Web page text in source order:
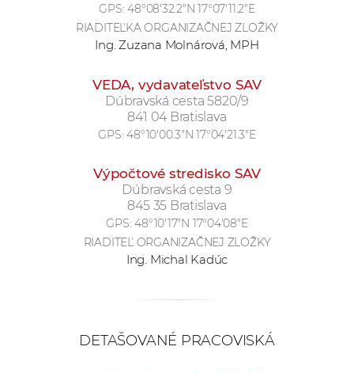
GPS:48°08'32.2"N 17°07'11.2"E
RIADITEĽKA ORGANIZAČNEJ ZLOŽKY
Ing. Zuzana Molnárová, MPH
VEDA, vydavateľstvo SAV
Dúbravská cesta 5820/9
841 04 Bratislava
GPS:48°10'00.3"N 17°04'21.3"E
Výpočtové stredisko SAV
Dúbravská cesta 9
845 35 Bratislava
GPS:48°10'17"N 17°04'08"E
RIADITEĽ ORGANIZAČNEJ ZLOŽKY
Ing. Michal Kadúc
DETAŠOVANÉ PRACOVISKÁ